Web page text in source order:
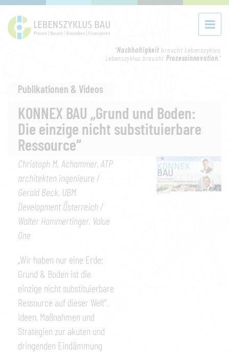
"Nachhaltigkeit braucht Lebenszyklus.
Lebenszyklus braucht Prozessinnovation."
Publikationen & Videos
KONNEX BAU „Grund und Boden:
Die einzige nicht substituierbare
Ressource“
Christoph M. Achammer, ATP
architekten ingenieure /
Gerald Beck, UBM
Development Österreich /
Walter Hammertinger, Value
One
„Wir haben nur eine Erde:
Grund & Boden ist die
einzige nicht substituierbare
Ressource auf dieser Welt“.
Ideen, Maßnahmen und
Strategien zur akuten und
dringenden Eindämmung